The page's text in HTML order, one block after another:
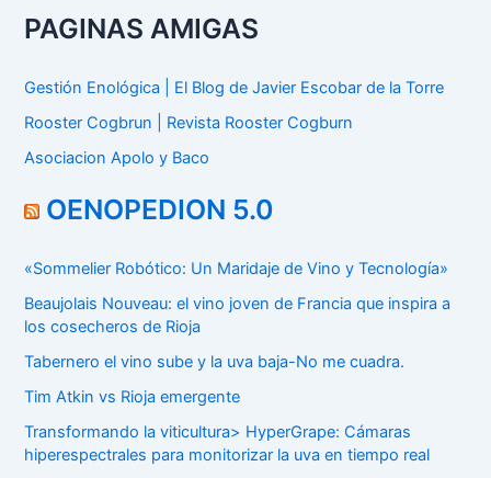
PAGINAS AMIGAS
Gestión Enológica | El Blog de Javier Escobar de la Torre
Rooster Cogbrun | Revista Rooster Cogburn
Asociacion Apolo y Baco
OENOPEDION 5.0
«Sommelier Robótico: Un Maridaje de Vino y Tecnología»
Beaujolais Nouveau: el vino joven de Francia que inspira a
los cosecheros de Rioja
Tabernero el vino sube y la uva baja-No me cuadra.
Tim Atkin vs Rioja emergente
Transformando la viticultura> HyperGrape: Cámaras
hiperespectrales para monitorizar la uva en tiempo real